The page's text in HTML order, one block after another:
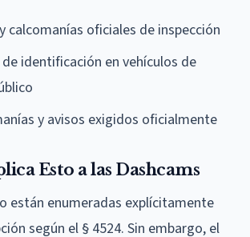
calcomanías oficiales de inspección
identificación en vehículos de
y avisos exigidos oficialmente
Esto a las Dashcams
están enumeradas explícitamente
según el § 4524. Sin embargo, el